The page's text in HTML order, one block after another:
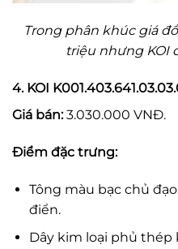
Trong phân khúc giá
triệu nhưng KOI
4. KOI
Giá bán:3.030.000 VNĐ.
Điểm đặc trưng:
Tông màu bạc chủ
điển.
Dây kim loại phủ